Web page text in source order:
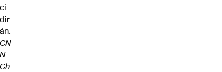
ci
dir
án.
CN
N
Ch